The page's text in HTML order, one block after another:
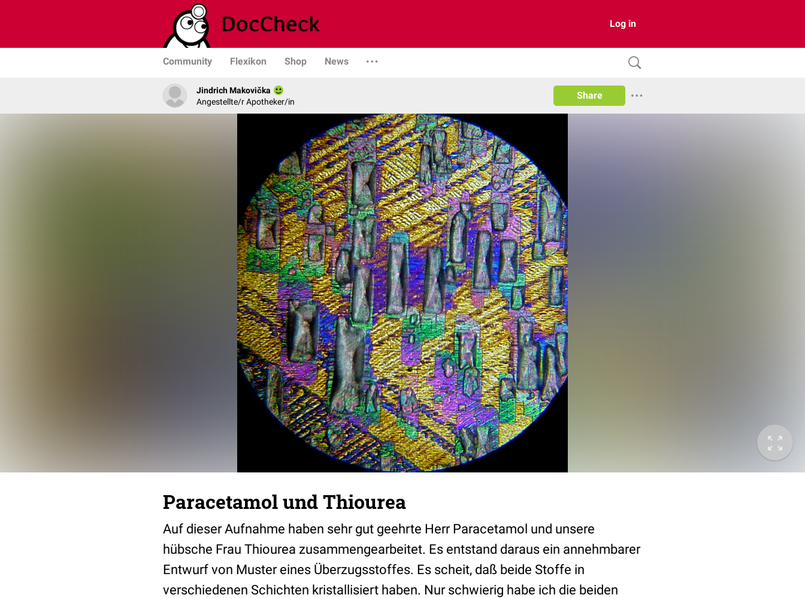
Log in
Community Flexikon Shop News
Jindrich Makovička
Angestellte/r Apotheker/in
Share
Paracetamol und Thiourea
Auf dieser Aufnahme haben sehr gut geehrte Herr Paracetamol und unsere
hübsche Frau Thiourea zusammengearbeitet. Es entstand daraus ein annehmbarer
Entwurf von Muster eines Überzugsstoffes. Es scheit, daß beide Stoffe in
verschiedenen Schichten kristallisiert haben. Nur schwierig habe ich die beiden